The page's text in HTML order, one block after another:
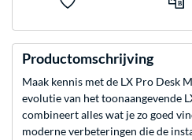
Productomschrijving
Maak kennis met de LX Pro Desk
evolutie van het toonaangevende
combineert alles wat je zo goed
moderne verbeteringen die de